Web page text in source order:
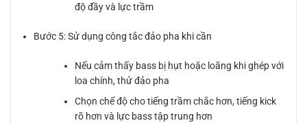
độ đầy và lực trầm
Bước 5: Sử dụng công tắc đảo pha khi cần
Nếu cảm thấy bass bị hụt hoặc loãng khi ghép với
loa chính, thử đảo pha
Chọn chế độ cho tiếng trầm chắc hơn, tiếng kick
rõ hơn và lực bass tập trung hơn